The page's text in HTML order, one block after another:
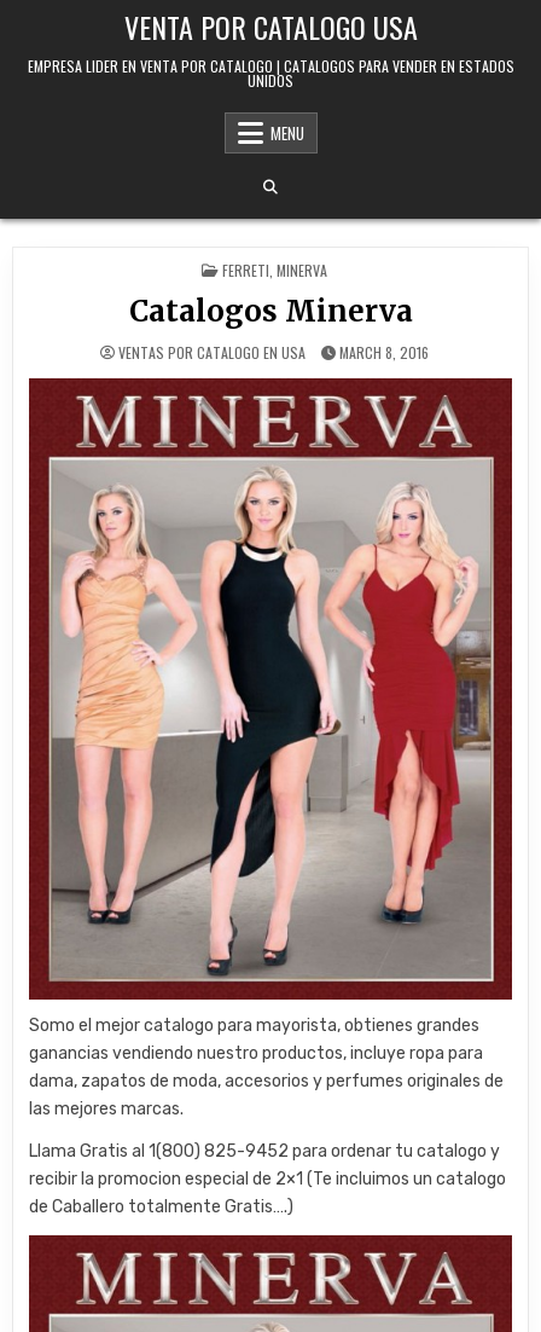
VENTA POR CATALOGO USA
EMPRESA LIDER EN VENTA POR CATALOGO | CATALOGOS PARA VENDER EN ESTADOS
UNIDOS
MENU
POSTED IN
FERRETI MINERVA
Catalogos Minerva
VENTAS POR CATALOGO EN USA MARCH 8, 2016
Somo el mejor catalogo para mayorista, obtienes grandes
ganancias vendiendo nuestro productos, incluye ropa para
dama, zapatos de moda, accesorios y perfumes originales de
las mejores marcas.
Llama Gratis al 1(800) 825-9452 para ordenar tu catalogo y
recibir la promocion especial de 2×1 (Te incluimos un catalogo
de Caballero totalmente Gratis….)